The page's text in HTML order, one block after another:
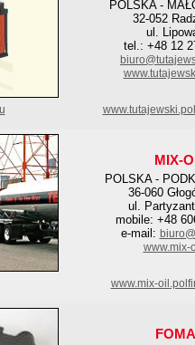
POLSKA -
32-052
ul.
tel.: +48 12
MIX-
POLSKA -
36-060
ul.
mobile: +48
e-mail:
www.mix-
www.mix-